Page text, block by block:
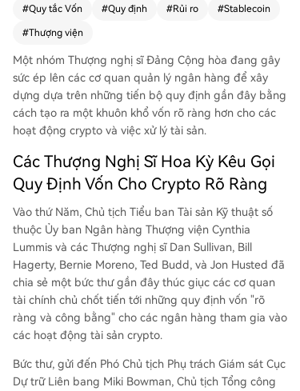
n chung gần đây về chứng khoán token hóa, kh
ẳng định việc xử lý vốn nên dựa trên đặc điểm r
ủi ro của tài sản cơ bản chứ không phải công ng
hệ ghi nhận. Các nghị sĩ thúc giục nguyên tắc nà
y cần được áp dụng nhất quán cho cả các tài sả
n số khác. Lời kêu gọi này được đưa ra khi các c
ơ quan quản lý đang chuyển sang mô hình giám
sát dựa trên rủi ro. Chủ tịch FDIC Travis Hill nhấn
mạnh vai trò của tiêu chuẩn vốn mạnh mẽ, đồng
thời cho biết đã có các đề xuất quy định cho cá
c công ty con phát hành stablecoin. Tương tự, Gi
ám đốc OCC Jonathan Gould khẳng định nhiệm
vụ là tạo điều kiện cho đổi mới có trách nhiệm, x
em xét lại các hành động giám sát trước đây và
chống lại việc ngân hàng từ chối dịch vụ bất hợ
p pháp.
#Quy tắc Vốn #Quy định #Rủi ro #Stablecoin
#Thượng viện
Một nhóm Thượng nghị sĩ Đảng Cộng hòa đang gây
sức ép lên các cơ quan quản lý ngân hàng để xây
dựng dựa trên những tiến bộ quy định gần đây bằng
cách tạo ra một khuôn khổ vốn rõ ràng hơn cho các
hoạt động crypto và việc xử lý tài sản.
Các Thượng Nghị Sĩ Hoa Kỳ Kêu Gọi
Quy Định Vốn Cho Crypto Rõ Ràng
Vào thứ Năm, Chủ tịch Tiểu ban Tài sản Kỹ thuật số
thuộc Ủy ban Ngân hàng Thượng viện Cynthia
Lummis và các Thượng nghị sĩ Dan Sullivan, Bill
Hagerty, Bernie Moreno, Ted Budd, và Jon Husted đã
chia sẻ một bức thư gần đây thúc giục các cơ quan
tài chính chủ chốt tiến tới những quy định vốn "rõ
ràng và công bằng" cho các ngân hàng tham gia vào
các hoạt động tài sản crypto.
Bức thư, gửi đến Phó Chủ tịch Phụ trách Giám sát Cục
Dự trữ Liên bang Miki Bowman, Chủ tịch Tổng công